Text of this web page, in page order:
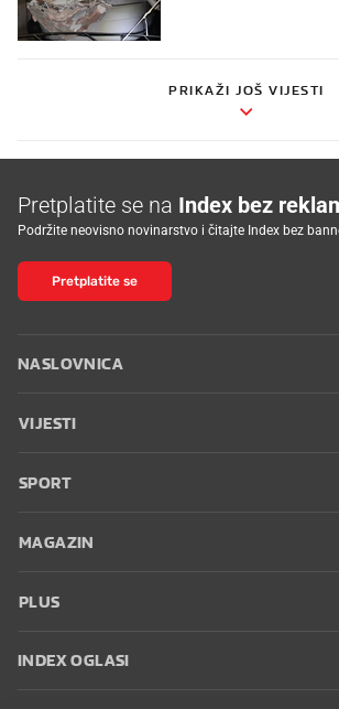
PRIKAŽI JOŠ VIJESTI
Pretplatite se na Index bez
Podržite neovisno novinarstvo i čitajte Index bez
Pretplatite se
NASLOVNICA
VIJESTI
SPORT
MAGAZIN
PLUS
INDEX OGLASI